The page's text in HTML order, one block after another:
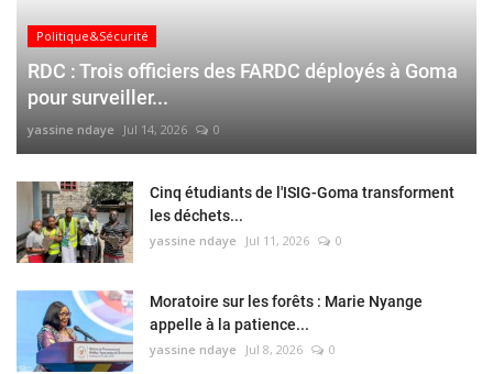
Politique&Sécurité
RDC : Trois officiers des FARDC déployés à Goma
pour surveiller...
yassine ndaye Jul 14, 2026 0
Cinq étudiants de l'ISIG-Goma transforment
les déchets...
yassine ndaye Jul 11, 2026 0
Moratoire sur les forêts : Marie Nyange
appelle à la patience...
yassine ndaye Jul 8, 2026 0